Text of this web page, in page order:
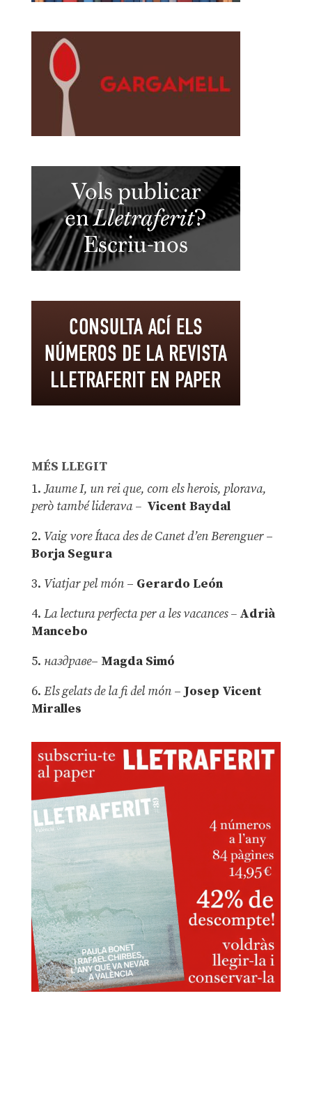
MÉS LLEGIT
1.Jaume I, un rei que, com els herois, plorava,
però també liderava – Vicent Baydal
2. Vaig vore Ítaca des de Canet d’en Berenguer–
Borja Segura
3. Viatjar pel món – Gerardo León
4. La lectura perfecta per a les vacances –Adrià
Mancebo
5. наздраве– Magda Simó
6. Els gelats de la fi del món – Josep Vicent
Miralles